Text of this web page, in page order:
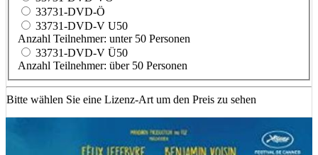
33731-DVD-Ö
33731-DVD-V U50
Anzahl Teilnehmer: unter 50 Personen
33731-DVD-V Ü50
Anzahl Teilnehmer: über 50 Personen
Bitte wählen Sie eine Lizenz-Art um den Preis zu sehen